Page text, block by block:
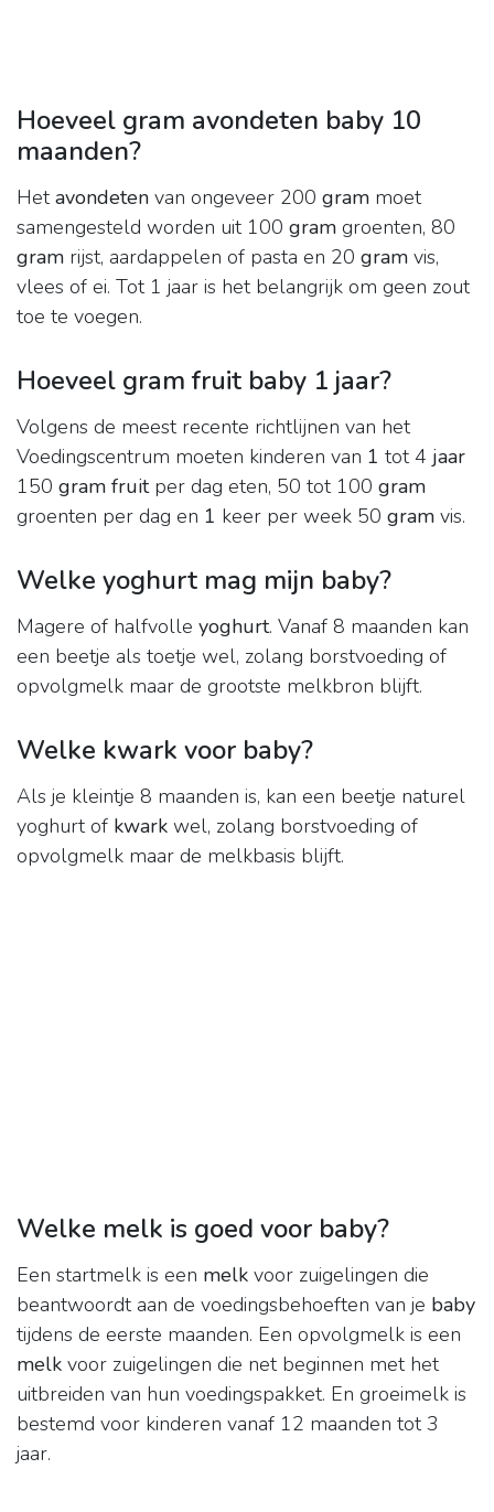
Hoeveel gram avondeten baby 10
maanden?
Hetavondeten van ongeveer 200 gram moet
samengesteld worden uit 100 gram groenten, 80
gram rijst, aardappelen of pasta en 20 gram vis,
vlees of ei. Tot 1 jaar is het belangrijk om geen zout
toe te voegen.
Hoeveel gram fruit baby 1 jaar?
Volgens de meest recente richtlijnen van het
Voedingscentrum moeten kinderen van 1 tot 4 jaar
150 gram fruitper dag eten, 50 tot 100 gram
groenten per dag en 1 keer per week 50 gram vis.
Welke yoghurt mag mijn baby?
Magere of halfvolle yoghurt. Vanaf 8 maanden kan
een beetje als toetje wel, zolang borstvoeding of
opvolgmelk maar de grootste melkbron blijft.
Welke kwark voor baby?
Als je kleintje 8 maanden is, kan een beetje naturel
yoghurt of kwark wel, zolang borstvoeding of
opvolgmelk maar de melkbasis blijft.
Welke melk is goed voor baby?
Een startmelk is een melk voor zuigelingen die
beantwoordt aan de voedingsbehoeften van je baby
tijdens de eerste maanden. Een opvolgmelk is een
melk voor zuigelingen die net beginnen met het
uitbreiden van hun voedingspakket. En groeimelk is
bestemd voor kinderen vanaf 12 maanden tot 3
jaar.